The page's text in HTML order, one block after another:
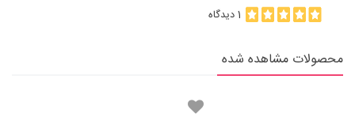
1 دیدگاه
محصولات مشاهده شده